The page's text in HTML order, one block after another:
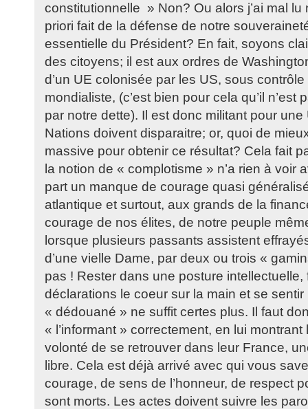
constitutionnelle » Non? Ou alors j’ai mal lu
priori fait de la défense de notre
essentielle du Président? En fait, soyons
des citoyens; il est aux ordres de
d’un UE colonisée par les US, sous
mondialiste, (c’est bien pour cela qu’il n’est
par notre dette). Il est donc militant pour
Nations doivent disparaitre; or, quoi de
massive pour obtenir ce résultat? Cela fait
la notion de « complotisme » n’a rien à voir
part un manque de courage quasi
atlantique et surtout, aux grands de la
courage de nos élites, de notre peuple
lorsque plusieurs passants assistent
d’une vielle Dame, par deux ou trois «
pas ! Rester dans une posture intellectuelle,
déclarations le coeur sur la main et se sentir
« dédouané » ne suffit certes plus. Il faut
« l’informant » correctement, en lui montrant
volonté de se retrouver dans leur France,
libre. Cela est déjà arrivé avec qui vous
courage, de sens de l’honneur, de respect
sont morts. Les actes doivent suivre les